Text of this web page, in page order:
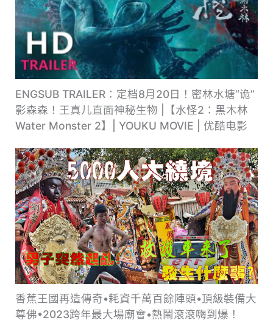
ENGSUB TRAILER：定档8月20日！密林水塘“诡”
影森森！王真儿直面神秘生物 |【水怪2：黑木林
Water Monster 2】| YOUKU MOVIE | 优酷电影
香蕉王國再造傳奇•耗資千萬百餘陣頭•頂級裝備大
尊佛•2023跨年最大場廟會•熱鬧滾滾嗨到爆！